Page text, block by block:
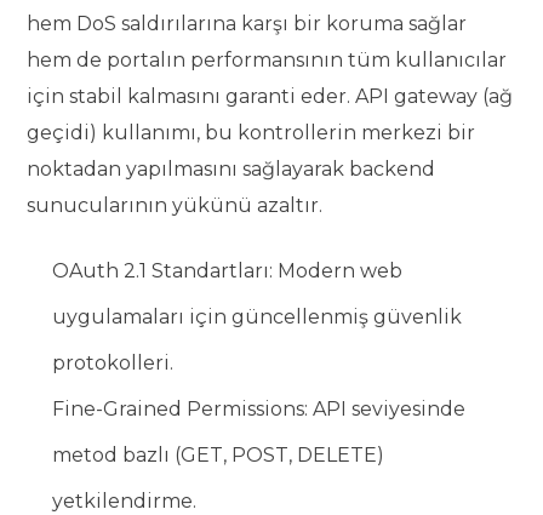
hem DoS saldırılarına karşı bir koruma sağlar
hem de portalın performansının tüm kullanıcılar
için stabil kalmasını garanti eder. API gateway (ağ
geçidi) kullanımı, bu kontrollerin merkezi bir
noktadan yapılmasını sağlayarak backend
sunucularının yükünü azaltır.
OAuth 2.1 Standartları: Modern web
uygulamaları için güncellenmiş güvenlik
protokolleri.
Fine-Grained Permissions: API seviyesinde
metod bazlı (GET, POST, DELETE)
yetkilendirme.